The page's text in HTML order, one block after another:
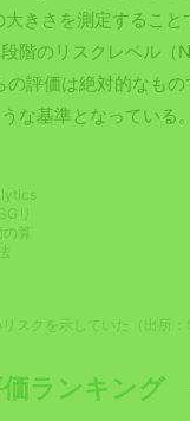
きさを測定すること
階のリスクレベル（
評価は絶対的なもの
な基準となっている。
リ
算
スクを示していた（出所
ランキング